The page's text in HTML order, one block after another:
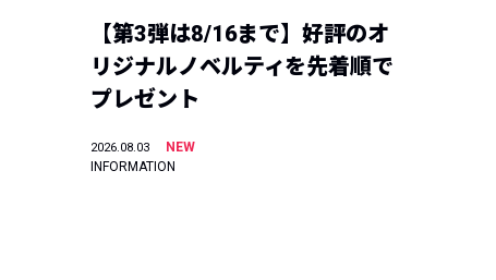
【第3弾は8/16まで】好評のオ
リジナルノベルティを先着順で
プレゼント
2026.08.03
NEW
INFORMATION